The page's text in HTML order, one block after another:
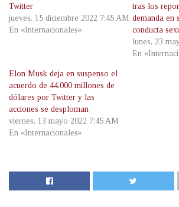
Twitter
jueves, 15 diciembre 2022 7:45 AM
En «Internacionales»
tras los
demanda en
conducta
lunes, 23
En
Elon Musk deja en suspenso el
acuerdo de 44.000 millones de
dólares por Twitter y las
acciones se desploman
viernes, 13 mayo 2022 7:45 AM
En «Internacionales»